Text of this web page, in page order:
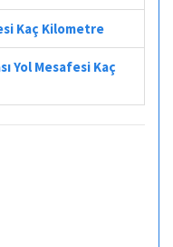
Kaç Kilometre
Yol Mesafesi Kaç